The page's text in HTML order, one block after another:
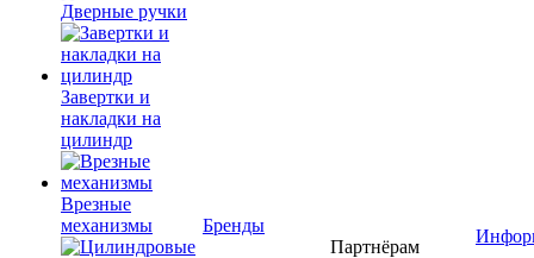
Дверные ручки
Завертки и
накладки на
цилиндр
Врезные
механизмы
Бренды
Партнёрам